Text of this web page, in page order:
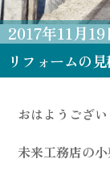
2017年11月19
リフォームの
おはようござい
未来工務店の小